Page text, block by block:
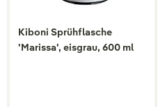
Kiboni Sprühflasche
'Marissa', eisgrau, 600 ml